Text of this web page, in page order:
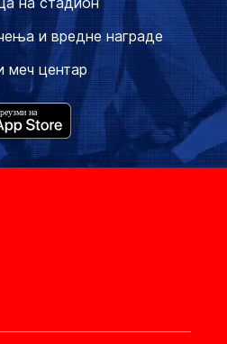
и вредне награде
меч центар